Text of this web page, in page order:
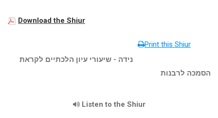
Download the Shiur
Print this Shiur
נידה - שיעורי עיון הלכתיים לקראת
הסמכה לרבנות
Listen to the Shiur